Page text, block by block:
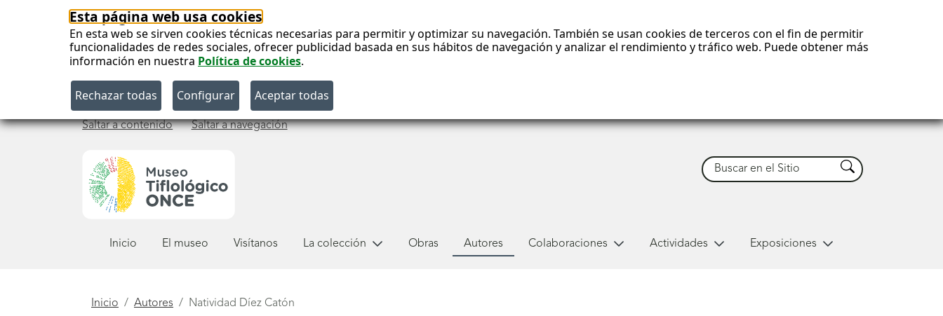
Esta página web usa cookies
En esta web se sirven cookies técnicas necesarias para permitir y optimizar su navegación. También se usan cookies de terceros con el fin de permitir
funcionalidades de redes sociales, ofrecer publicidad basada en sus hábitos de navegación y analizar el rendimiento y tráfico web. Puede obtener más
información en nuestra Política de cookies.
Saltar a contenido Saltar a navegación
Buscar Buscar
Inicio El museo Visítanos La colección Obras Autores Colaboraciones Actividades Exposiciones
Está
Inicio Autores Natividad Díez Catón